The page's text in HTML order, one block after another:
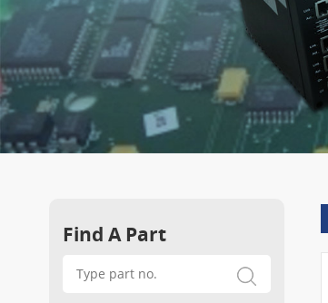
Find A Part